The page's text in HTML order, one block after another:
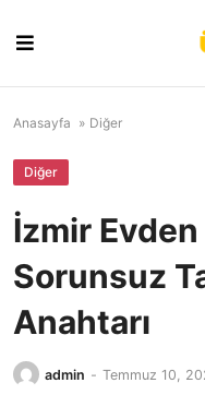
content
Anasayfa » Diğer
Diğer
İzmir
Sorunsuz
Anahtarı
admin - Temmuz 10,